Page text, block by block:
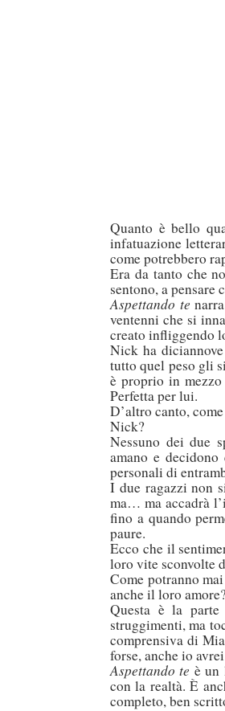
Quanto è bello
infatuazione
come potrebbero
Era da tanto che
sentono, a pensare
Aspettando te
ventenni che si
creato infliggendo
Nick ha
tutto quel peso gli
è proprio in
Perfetta per lui.
D’altro canto,
Nick?
Nessuno dei due
amano e
personali di
I due ragazzi non
ma… ma accadrà
fino a quando
paure.
Ecco che il
loro vite sconvolte
Come potranno
anche il loro
Questa è la
struggimenti, ma
comprensiva di
forse, anche io
Aspettando te è un
con la realtà. È
completo, ben